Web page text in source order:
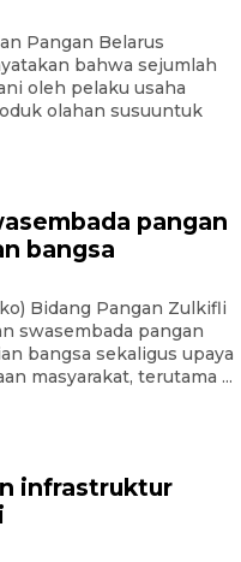
Pangan Belarus
bahwa sejumlah
oleh pelaku usaha
olahan susuuntuk
pangan
bangsa
Bidang Pangan Zulkifli
swasembada pangan
bangsa sekaligus upaya
masyarakat, terutama ...
infrastruktur